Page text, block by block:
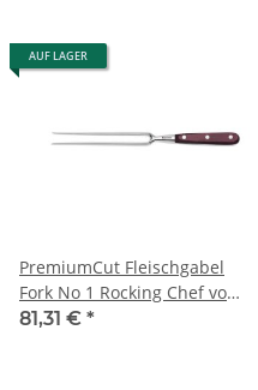
AUF LAGER
PremiumCut Fleischgabel
Fork No 1 Rocking Chef von
Giesser
81,31 € *